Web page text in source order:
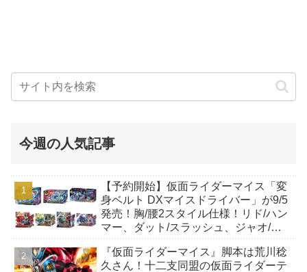
今週の人気記事
【予約開始】仮面ライダーマイス「変
身ベルト DXマイスドライバー」が9/5
発売！胸/腰2スタイル仕様！リド/ハン
マー、ダット/スラッシュ、ジャオ/バ
も！
『仮面ライダーマイス』脚本は荒川稔
久さん！十二支同盟の仮面ライダーテ